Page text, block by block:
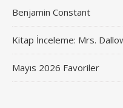
Benjamin Constant
Kitap İnceleme: Mrs.
Mayıs 2026 Favoriler